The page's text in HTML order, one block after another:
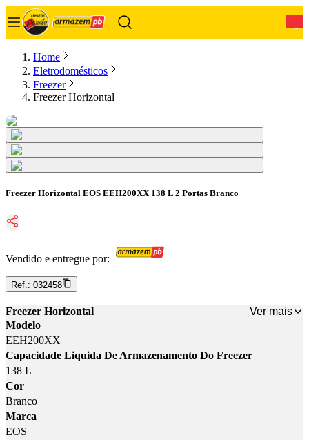
Home
Eletrodomésticos
Freezer
Freezer Horizontal
Freezer Horizontal EOS EEH200XX 138 L 2 Portas Branco
Vendido e entregue por:
Ref.: 032458
Freezer Horizontal
Ver mais
Modelo
EEH200XX
Capacidade Liquida De Armazenamento Do Freezer
138 L
Cor
Branco
Marca
EOS